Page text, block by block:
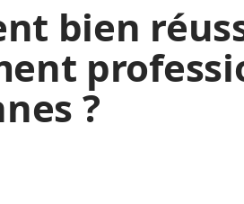
bien
?